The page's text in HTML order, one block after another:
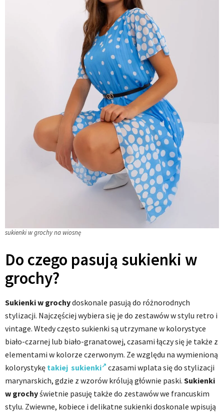
sukienki w grochy na wiosnę
Do czego pasują sukienki w
grochy?
Sukienki w grochydoskonale pasują do różnorodnych
stylizacji. Najczęściej wybiera się je do zestawów w stylu retro i
vintage. Wtedy często sukienki są utrzymane w kolorystyce
biało-czarnej lub biało-granatowej, czasami łączy się je także z
elementami w kolorze czerwonym. Ze względu na wymienioną
kolorystykę takiej sukienki
czasami wplata się do stylizacji
marynarskich, gdzie z wzorów królują głównie paski. Sukienki
w grochyświetnie pasuję także do zestawów we francuskim
stylu. Zwiewne, kobiece i delikatne sukienki doskonale wpisują